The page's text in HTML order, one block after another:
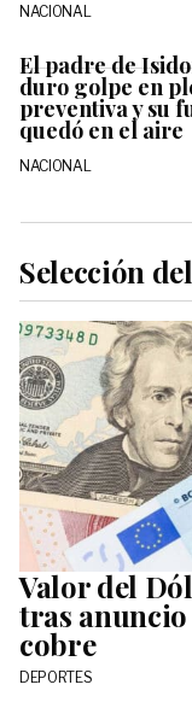
NACIONAL
El padre de
duro golpe en
preventiva y su
quedó en el aire
NACIONAL
Selección
Valor del
tras
cobre
DEPORTES